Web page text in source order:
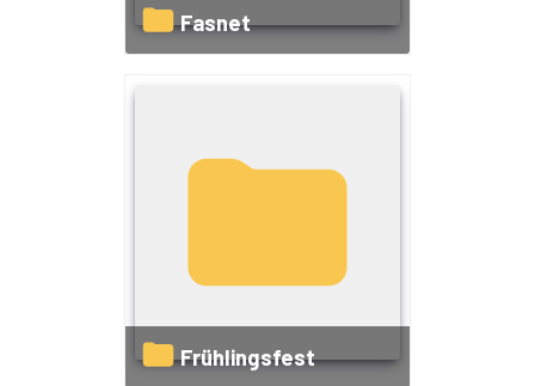
Fasnet
Frühlingsfest